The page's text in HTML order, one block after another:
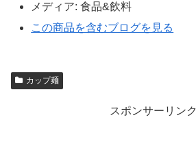
メディア: 食品&飲料
この商品を含むブログを見る
カップ麺
スポンサーリンク